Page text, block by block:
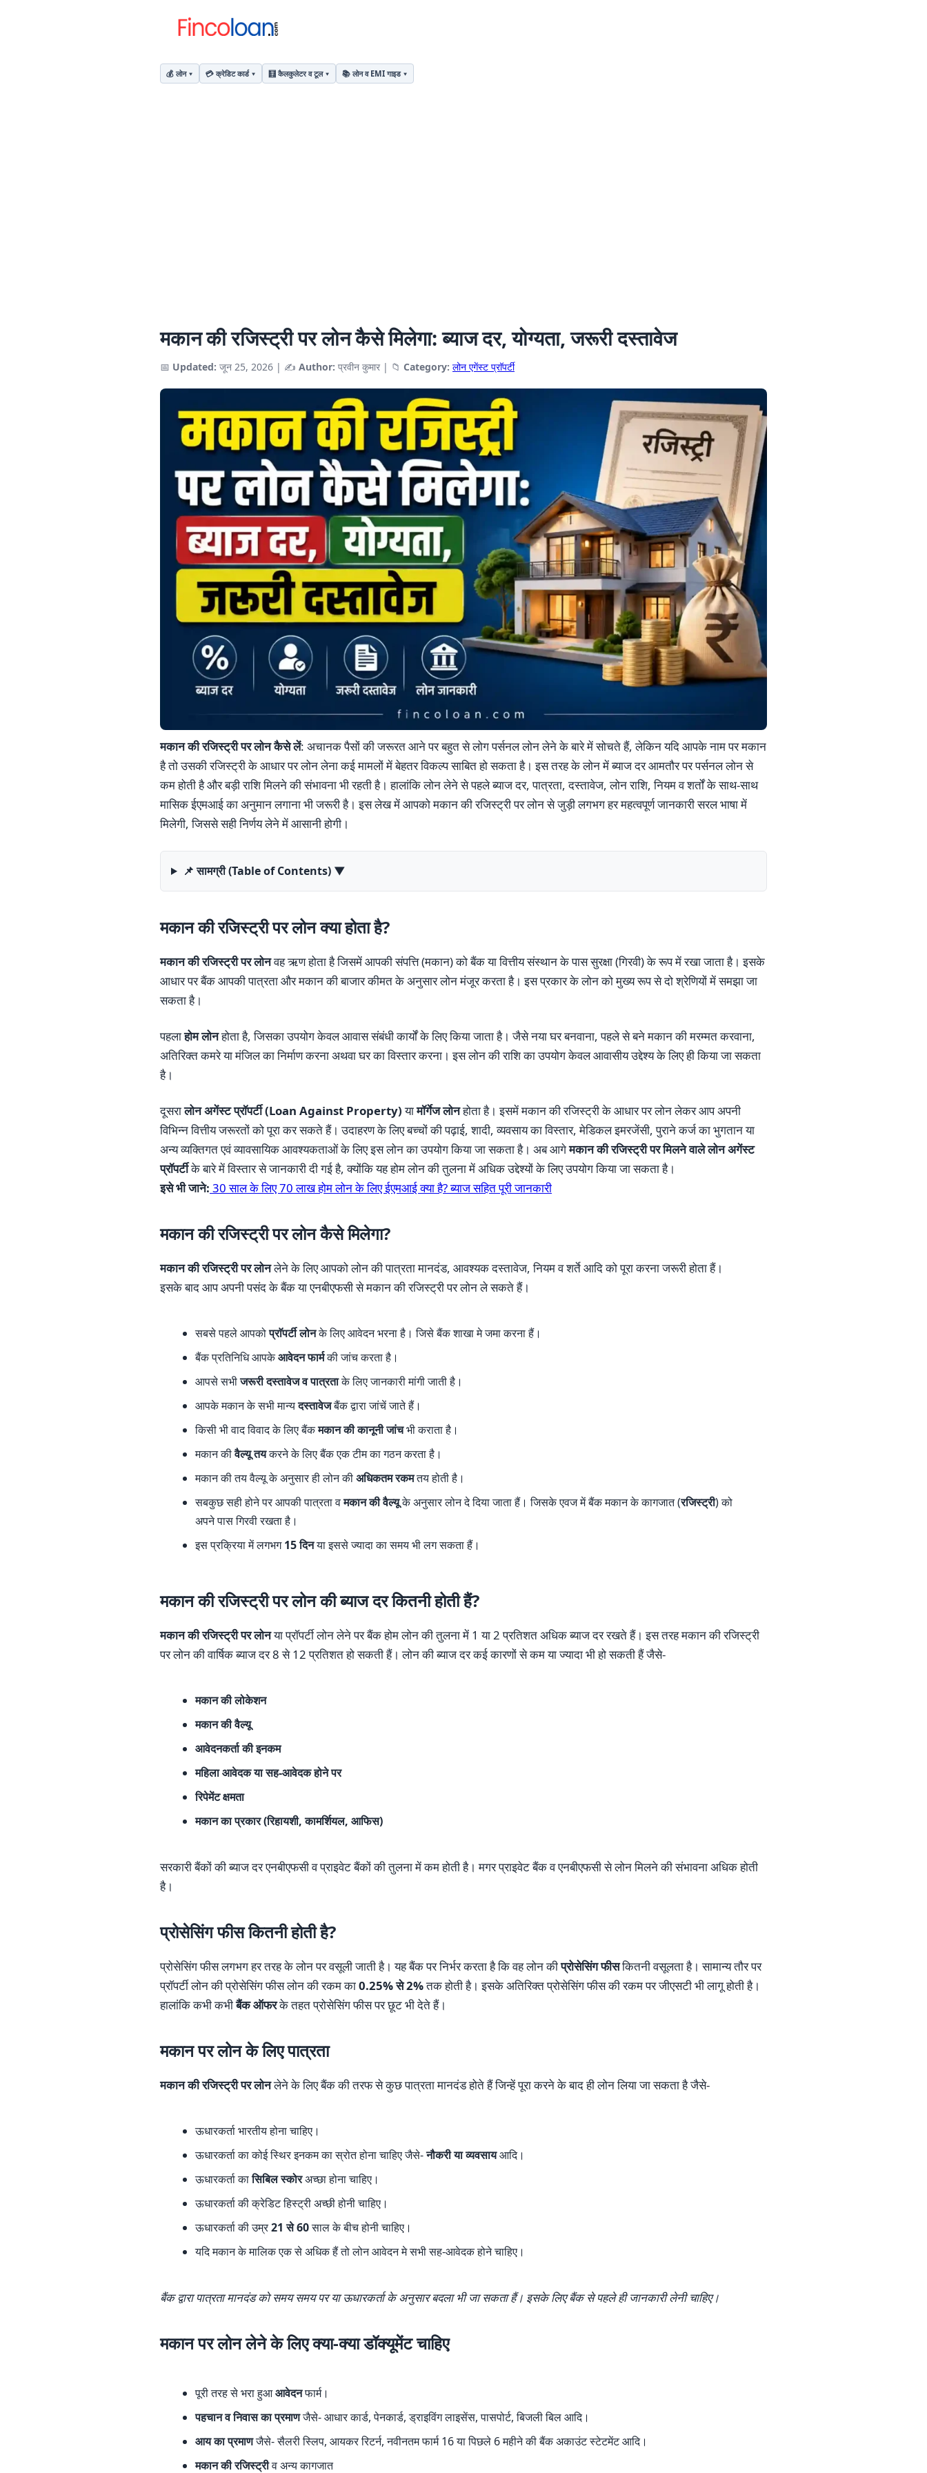
💰 लोन 💳 क्रेडिट कार्ड 🧮 कैलकुलेटर व टूल 📚 लोन व EMI गाइड
मकान की रजिस्ट्री पर लोन कैसे मिलेगा: ब्याज दर, योग्यता, जरूरी दस्तावेज
📅 Updated: जून 25, 2026 | ✍️ Author: प्रवीन कुमार | 📁 Category: लोन एगेंस्ट प्राॅपर्टी
मकान की रजिस्ट्री पर लोन कैसे लें: अचानक पैसों की जरूरत आने पर बहुत से लोग पर्सनल लोन लेने के बारे में सोचते हैं, लेकिन यदि आपके नाम पर मकान
है तो उसकी रजिस्ट्री के आधार पर लोन लेना कई मामलों में बेहतर विकल्प साबित हो सकता है। इस तरह के लोन में ब्याज दर आमतौर पर पर्सनल लोन से
कम होती है और बड़ी राशि मिलने की संभावना भी रहती है। हालांकि लोन लेने से पहले ब्याज दर, पात्रता, दस्तावेज, लोन राशि, नियम व शर्तों के साथ-साथ
मासिक ईएमआई का अनुमान लगाना भी जरूरी है। इस लेख में आपको मकान की रजिस्ट्री पर लोन से जुड़ी लगभग हर महत्वपूर्ण जानकारी सरल भाषा में
मिलेगी, जिससे सही निर्णय लेने में आसानी होगी।
📌 सामग्री (Table of Contents) ▼
मकान की रजिस्ट्री पर लोन क्या होता है?
मकान की रजिस्ट्री पर लोनवह ऋण होता है जिसमें आपकी संपत्ति (मकान) को बैंक या वित्तीय संस्थान के पास सुरक्षा (गिरवी) के रूप में रखा जाता है। इसके
आधार पर बैंक आपकी पात्रता और मकान की बाजार कीमत के अनुसार लोन मंजूर करता है। इस प्रकार के लोन को मुख्य रूप से दो श्रेणियों में समझा जा
सकता है।
पहलाहोम लोनहोता है, जिसका उपयोग केवल आवास संबंधी कार्यों के लिए किया जाता है। जैसे नया घर बनवाना, पहले से बने मकान की मरम्मत करवाना,
अतिरिक्त कमरे या मंजिल का निर्माण करना अथवा घर का विस्तार करना। इस लोन की राशि का उपयोग केवल आवासीय उद्देश्य के लिए ही किया जा सकता
है।
दूसरालोन अगेंस्ट प्रॉपर्टी (Loan Against Property)यामॉर्गेज लोनहोता है। इसमें मकान की रजिस्ट्री के आधार पर लोन लेकर आप अपनी
विभिन्न वित्तीय जरूरतों को पूरा कर सकते हैं। उदाहरण के लिए बच्चों की पढ़ाई, शादी, व्यवसाय का विस्तार, मेडिकल इमरजेंसी, पुराने कर्ज का भुगतान या
अन्य व्यक्तिगत एवं व्यावसायिक आवश्यकताओं के लिए इस लोन का उपयोग किया जा सकता है। अब आगेमकान की रजिस्ट्री पर मिलने वाले लोन अगेंस्ट
प्रॉपर्टीके बारे में विस्तार से जानकारी दी गई है, क्योंकि यह होम लोन की तुलना में अधिक उद्देश्यों के लिए उपयोग किया जा सकता है।
इसे भी जाने: 30 साल के लिए 70 लाख होम लोन के लिए ईएमआई क्या है? ब्याज सहित पूरी जानकारी
मकान की रजिस्ट्री पर लोन कैसे मिलेगा?
मकान की रजिस्ट्री पर लोनलेने के लिए आपको लोन की पात्रता मानदंड, आवश्यक दस्तावेज, नियम व शर्ते आदि को पूरा करना जरूरी होता हैं।
इसके बाद आप अपनी पसंद के बैंक या एनबीएफसी से मकान की रजिस्ट्री पर लोन ले सकते हैं।
सबसे पहले आपकोप्राॅपर्टी लोनके लिए आवेदन भरना है। जिसे बैंक शाखा मे जमा करना हैं।
बैंक प्रतिनिधि आपकेआवेदन फार्मकी जांच करता है।
आपसे सभीजरूरी दस्तावेज व पात्रताके लिए जानकारी मांगी जाती है।
आपके मकान के सभी मान्यदस्तावेजबैंक द्वारा जांचें जाते हैं।
किसी भी वाद विवाद के लिए बैंकमकान की कानूनी जांचभी कराता है।
मकान कीवैल्यू तयकरने के लिए बैंक एक टीम का गठन करता है।
मकान की तय वैल्यू के अनुसार ही लोन कीअधिकतम रकमतय होती है।
सबकुछ सही होने पर आपकी पात्रता वमकान की वैल्यूके अनुसार लोन दे दिया जाता हैं। जिसके एवज में बैंक मकान के कागजात (रजिस्ट्री) को
अपने पास गिरवी रखता है।
इस प्रक्रिया में लगभग15 दिनया इससे ज्यादा का समय भी लग सकता हैं।
मकान की रजिस्ट्री पर लोन की ब्याज दर कितनी होती हैं?
मकान की रजिस्ट्री पर लोनया प्राॅपर्टी लोन लेने पर बैंक होम लोन की तुलना में 1 या 2 प्रतिशत अधिक ब्याज दर रखते हैं। इस तरह मकान की रजिस्ट्री
पर लोन की वार्षिक ब्याज दर 8 से 12 प्रतिशत हो सकती हैं। लोन की ब्याज दर कई कारणों से कम या ज्यादा भी हो सकती हैं जैसे-
मकान की लोकेशन
मकान की वैल्यू
आवेदनकर्ता की इनकम
महिला आवेदक या सह-आवेदक होने पर
रिपेमेंट क्षमता
मकान का प्रकार (रिहायशी, कामर्शियल, आफिस)
सरकारी बैंकों की ब्याज दर एनबीएफसी व प्राइवेट बैंकों की तुलना में कम होती है। मगर प्राइवेट बैंक व एनबीएफसी से लोन मिलने की संभावना अधिक होती
है।
प्रोसेसिंग फीस कितनी होती है?
प्रोसेसिंग फीस लगभग हर तरह के लोन पर वसूली जाती है। यह बैंक पर निर्भर करता है कि वह लोन कीप्रोसेसिंग फीसकितनी वसूलता है। सामान्य तौर पर
प्राॅपर्टी लोन की प्रोसेसिंग फीस लोन की रकम का0.25% से 2%तक होती है। इसके अतिरिक्त प्रोसेसिंग फीस की रकम पर जीएसटी भी लागू होती है।
हालांकि कभी कभीबैंक ऑफरके तहत प्रोसेसिंग फीस पर छूट भी देते हैं।
मकान पर लोन के लिए पात्रता
मकान की रजिस्ट्री पर लोनलेने के लिए बैंक की तरफ से कुछ पात्रता मानदंड होते हैं जिन्हें पूरा करने के बाद ही लोन लिया जा सकता है जैसे-
ऊधारकर्ता भारतीय होना चाहिए।
ऊधारकर्ता का कोई स्थिर इनकम का स्रोत होना चाहिए जैसे-नौकरी या व्यवसायआदि।
ऊधारकर्ता कासिबिल स्कोरअच्छा होना चाहिए।
ऊधारकर्ता की क्रेडिट हिस्ट्री अच्छी होनी चाहिए।
ऊधारकर्ता की उम्र21 से 60साल के बीच होनी चाहिए।
यदि मकान के मालिक एक से अधिक हैं तो लोन आवेदन मे सभी सह-आवेदक होने चाहिए।
बैंक द्वारा पात्रता मानदंड को समय समय पर या ऊधारकर्ता के अनुसार बदला भी जा सकता हैं। इसके लिए बैंक से पहले ही जानकारी लेनी चाहिए।
मकान पर लोन लेने के लिए क्या-क्या डॉक्यूमेंट चाहिए
पूरी तरह से भरा हुआआवेदनफार्म।
पहचान व निवास का प्रमाणजैसे- आधार कार्ड, पेनकार्ड, ड्राइविंग लाइसेंस, पासपोर्ट, बिजली बिल आदि।
आय का प्रमाणजैसे- सैलरी स्लिप, आयकर रिटर्न, नवीनतम फार्म 16 या पिछले 6 महीने की बैंक अकाउंट स्टेटमेंट आदि।
मकान की रजिस्ट्रीव अन्य कागजात